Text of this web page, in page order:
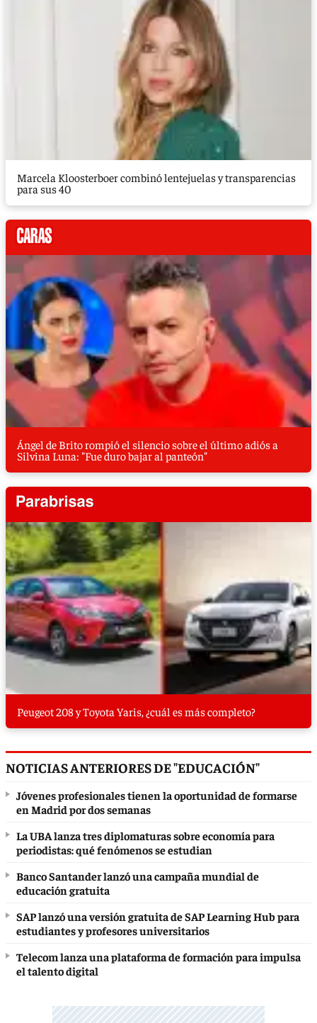
Marcela Kloosterboer combinó lentejuelas y transparencias
para sus 40
Ángel de Brito rompió el silencio sobre el último adiós a
Silvina Luna: "Fue duro bajar al panteón"
Peugeot 208 y Toyota Yaris, ¿cuál es más completo?
NOTICIAS ANTERIORES DE "EDUCACIÓN"
Jóvenes profesionales tienen la oportunidad de formarse
en Madrid por dos semanas
La UBA lanza tres diplomaturas sobre economía para
periodistas: qué fenómenos se estudian
Banco Santander lanzó una campaña mundial de
educación gratuita
SAP lanzó una versión gratuita de SAP Learning Hub para
estudiantes y profesores universitarios
Telecom lanza una plataforma de formación para impulsa
el talento digital